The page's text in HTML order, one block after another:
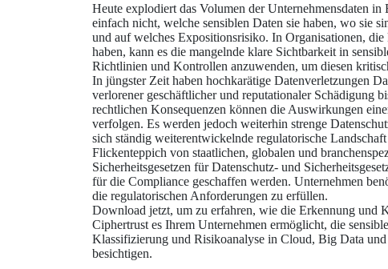
Heute explodiert das Volumen der Unternehmensdaten
einfach nicht, welche sensiblen Daten sie haben, wo sie
und auf welches Expositionsrisiko. In Organisationen,
haben, kann es die mangelnde klare Sichtbarkeit in
Richtlinien und Kontrollen anzuwenden, um diesen
In jüngster Zeit haben hochkarätige Datenverletzungen
verlorener geschäftlicher und reputationaler Schädigung
rechtlichen Konsequenzen können die Auswirkungen
verfolgen. Es werden jedoch weiterhin strenge
sich ständig weiterentwickelnde regulatorische
Flickenteppich von staatlichen, globalen und
Sicherheitsgesetzen für Datenschutz- und
für die Compliance geschaffen werden. Unternehmen
die regulatorischen Anforderungen zu erfüllen.
Download jetzt, um zu erfahren, wie die Erkennung und
Ciphertrust es Ihrem Unternehmen ermöglicht, die
Klassifizierung und Risikoanalyse in Cloud, Big Data
besichtigen.